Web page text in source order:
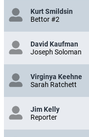
Kurt Smildsin
Bettor #2
David Kaufman
Joseph Soloman
Virginya Keehne
Sarah Ratchett
Jim Kelly
Reporter